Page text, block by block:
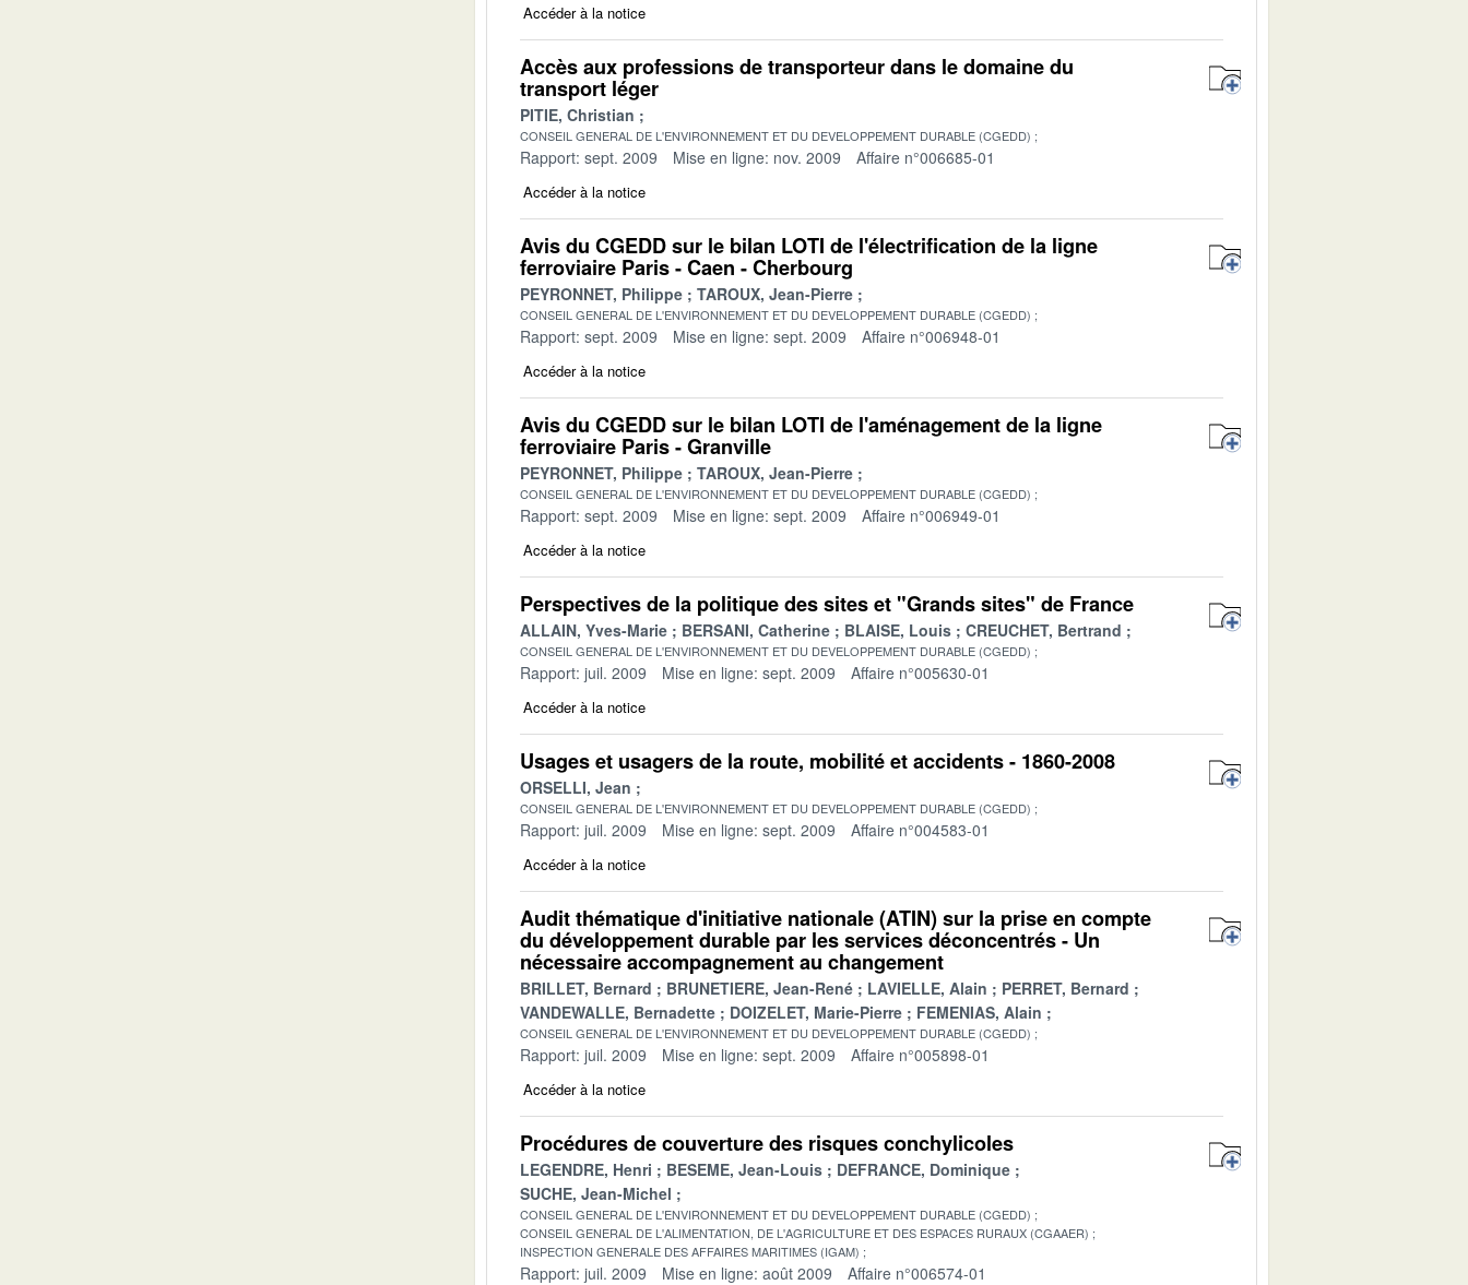
Accéder à la notice
Accès aux professions de transporteur dans le domaine du
transport léger
PITIE, Christian
CONSEIL GENERAL DE L'ENVIRONNEMENT ET DU DEVELOPPEMENT DURABLE (CGEDD)
Rapport: sept. 2009 Mise en ligne: nov. 2009 Affaire n°006685-01
Accéder à la notice
Avis du CGEDD sur le bilan LOTI de l'électrification de la ligne
ferroviaire Paris - Caen - Cherbourg
PEYRONNET, Philippe TAROUX, Jean-Pierre
CONSEIL GENERAL DE L'ENVIRONNEMENT ET DU DEVELOPPEMENT DURABLE (CGEDD)
Rapport: sept. 2009 Mise en ligne: sept. 2009 Affaire n°006948-01
Accéder à la notice
Avis du CGEDD sur le bilan LOTI de l'aménagement de la ligne
ferroviaire Paris - Granville
PEYRONNET, Philippe TAROUX, Jean-Pierre
CONSEIL GENERAL DE L'ENVIRONNEMENT ET DU DEVELOPPEMENT DURABLE (CGEDD)
Rapport: sept. 2009 Mise en ligne: sept. 2009 Affaire n°006949-01
Accéder à la notice
Perspectives de la politique des sites et "Grands sites" de France
ALLAIN, Yves-Marie BERSANI, Catherine BLAISE, Louis CREUCHET, Bertrand
CONSEIL GENERAL DE L'ENVIRONNEMENT ET DU DEVELOPPEMENT DURABLE (CGEDD)
Rapport: juil. 2009 Mise en ligne: sept. 2009 Affaire n°005630-01
Accéder à la notice
Usages et usagers de la route, mobilité et accidents - 1860-2008
ORSELLI, Jean
CONSEIL GENERAL DE L'ENVIRONNEMENT ET DU DEVELOPPEMENT DURABLE (CGEDD)
Rapport: juil. 2009 Mise en ligne: sept. 2009 Affaire n°004583-01
Accéder à la notice
Audit thématique d'initiative nationale (ATIN) sur la prise en compte
du développement durable par les services déconcentrés - Un
nécessaire accompagnement au changement
BRILLET, Bernard BRUNETIERE, Jean-René LAVIELLE, Alain
PERRET, Bernard
VANDEWALLE, Bernadette
DOIZELET, Marie-Pierre FEMENIAS, Alain
CONSEIL GENERAL DE L'ENVIRONNEMENT ET DU DEVELOPPEMENT DURABLE (CGEDD)
Rapport: juil. 2009 Mise en ligne: sept. 2009 Affaire n°005898-01
Accéder à la notice
Procédures de couverture des risques conchylicoles
LEGENDRE, Henri BESEME, Jean-Louis
DEFRANCE, Dominique
SUCHE, Jean-Michel
CONSEIL GENERAL DE L'ENVIRONNEMENT ET DU DEVELOPPEMENT DURABLE (CGEDD)
CONSEIL GENERAL DE L'ALIMENTATION, DE L'AGRICULTURE ET DES ESPACES RURAUX (CGAAER)
INSPECTION GENERALE DES AFFAIRES MARITIMES (IGAM)
Rapport: juil. 2009 Mise en ligne: août 2009 Affaire n°006574-01